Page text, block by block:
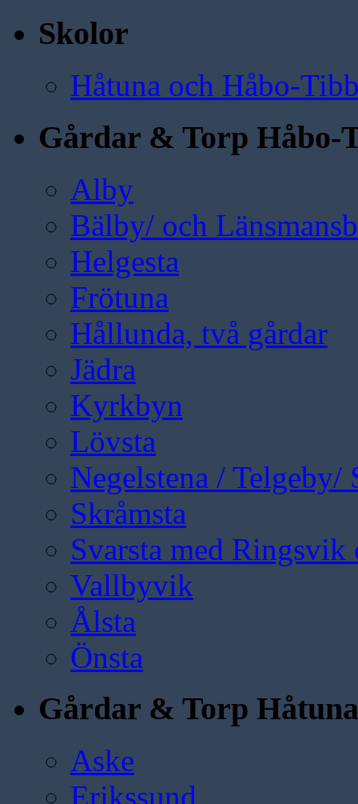
Skolor
Håtuna och Håbo-
Gårdar & Torp Håbo-
Alby
Bälby/ och
Helgesta
Frötuna
Hållunda, två gårdar
Jädra
Kyrkbyn
Lövsta
Negelstena / Telgeby/
Skråmsta
Svarsta med Ringsvik
Vallbyvik
Ålsta
Önsta
Gårdar & Torp Håtuna
Aske
Erikssund